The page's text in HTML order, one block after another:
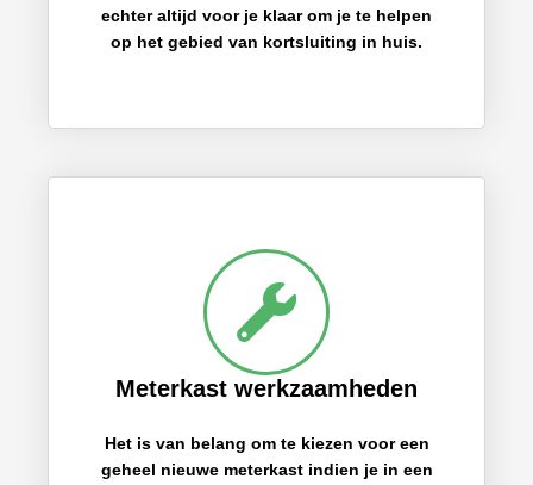
echter altijd voor je klaar om je te helpen
op het gebied van kortsluiting in huis.
Meterkast werkzaamheden
Het is van belang om te kiezen voor een
geheel nieuwe meterkast indien je in een